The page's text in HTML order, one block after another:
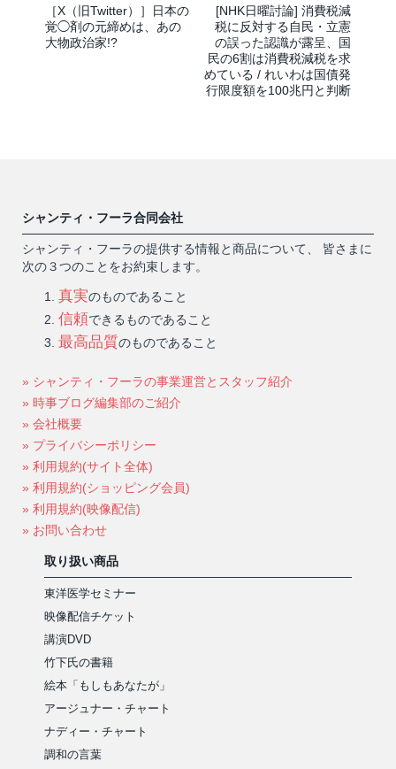
［X（旧Twitter）］日本の
覚◯剤の元締めは、あの
大物政治家!?
[NHK日曜討論] 消費税減
税に反対する自民・立憲
の誤った認識が露呈、国
民の6割は消費税減税を求
めている / れいわは国債発
行限度額を100兆円と判断
シャンティ・フーラ合同会社
シャンティ・フーラの提供する情報と商品について、 皆さまに
次の３つのことをお約束します。
真実のものであること
信頼できるものであること
最高品質のものであること
» シャンティ・フーラの事業運営とスタッフ紹介
» 時事ブログ編集部のご紹介
» 会社概要
» プライバシーポリシー
» 利用規約(サイト全体)
» 利用規約(ショッピング会員)
» 利用規約(映像配信)
» お問い合わせ
取り扱い商品
東洋医学セミナー
映像配信チケット
講演DVD
竹下氏の書籍
絵本「もしもあなたが」
アージュナー・チャート
ナディー・チャート
調和の言葉